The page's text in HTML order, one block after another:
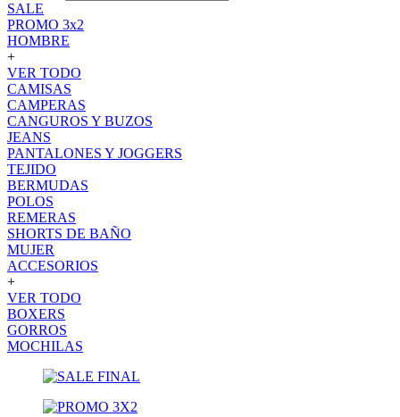
SALE
PROMO 3x2
HOMBRE
+
VER TODO
CAMISAS
CAMPERAS
CANGUROS Y BUZOS
JEANS
PANTALONES Y JOGGERS
TEJIDO
BERMUDAS
POLOS
REMERAS
SHORTS DE BAÑO
MUJER
ACCESORIOS
+
VER TODO
BOXERS
GORROS
MOCHILAS